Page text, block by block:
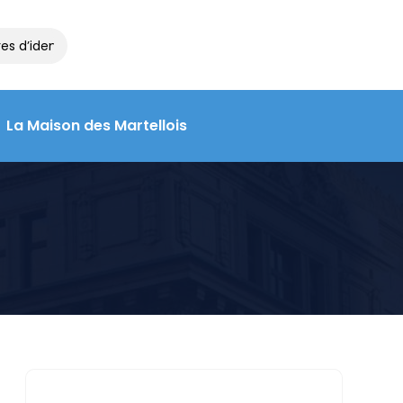
d’identité et de voyage à la Maison des Martellois : contactez
La Maison des Martellois